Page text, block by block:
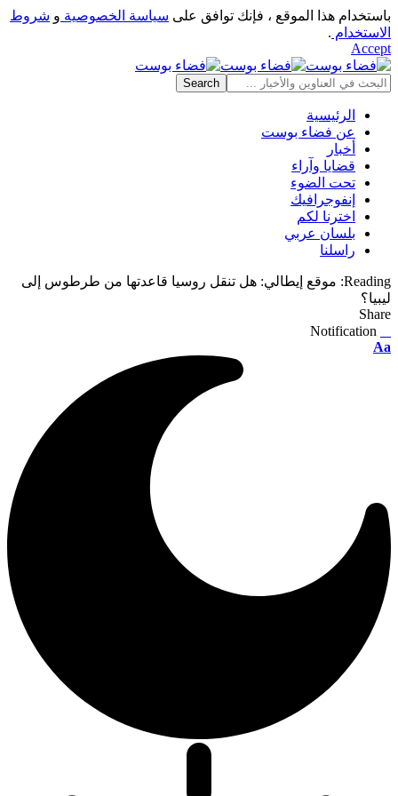
باستخدام هذا الموقع ، فإنك توافق على سياسة الخصوصية و شروط
الاستخدام .
Accept
الرئيسية
عن فضاء بوست
أخبار
قضايا وآراء
تحت الضوء
إنفوجرافيك
اخترنا لكم
بلسان عربي
راسلنا
Reading: موقع إيطالي: هل تنقل روسيا قاعدتها من طرطوس إلى
ليبيا؟
Share
Notification
Font
Aa